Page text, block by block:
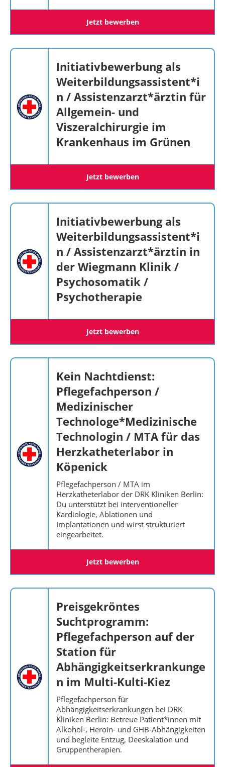
Jetzt bewerben
Initiativbewerbung als
Weiterbildungsassistent*i
n / Assistenzarzt*ärztin für
Allgemein- und
Viszeralchirurgie im
Krankenhaus im Grünen
Jetzt bewerben
Initiativbewerbung als
Weiterbildungsassistent*i
n / Assistenzarzt*ärztin in
der Wiegmann Klinik /
Psychosomatik /
Psychotherapie
Jetzt bewerben
Kein Nachtdienst:
Pflegefachperson /
Medizinischer
Technologe*Medizinische
Technologin / MTA für das
Herzkatheterlabor in
Köpenick
Pflegefachperson / MTA im
Herzkatheterlabor der DRK Kliniken Berlin:
Du unterstützt bei interventioneller
Kardiologie, Ablationen und
Implantationen und wirst strukturiert
eingearbeitet.
Jetzt bewerben
Preisgekröntes
Suchtprogramm:
Pflegefachperson auf der
Station für
Abhängigkeitserkrankunge
n im Multi-Kulti-Kiez
Pflegefachperson für
Abhängigkeitserkrankungen bei DRK
Kliniken Berlin: Betreue Patient*innen mit
Alkohol-, Heroin- und GHB-Abhängigkeiten
und begleite Entzug, Deeskalation und
Gruppentherapien.